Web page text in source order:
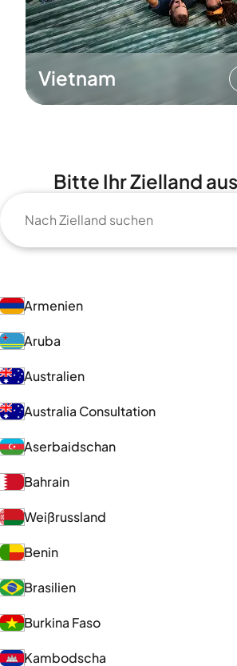
Vietnam
Bitte Ihr Zielland
Armenien
Aruba
Australien
Australia Consultation
Aserbaidschan
Bahrain
Weißrussland
Benin
Brasilien
Burkina Faso
Kambodscha